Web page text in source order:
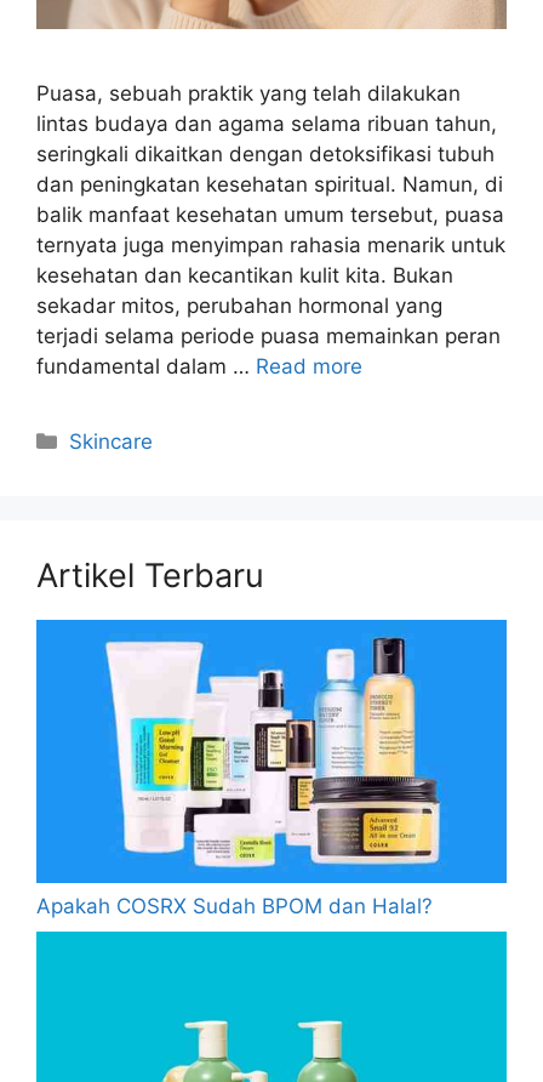
Puasa, sebuah praktik yang telah dilakukan
lintas budaya dan agama selama ribuan tahun,
seringkali dikaitkan dengan detoksifikasi tubuh
dan peningkatan kesehatan spiritual. Namun, di
balik manfaat kesehatan umum tersebut, puasa
ternyata juga menyimpan rahasia menarik untuk
kesehatan dan kecantikan kulit kita. Bukan
sekadar mitos, perubahan hormonal yang
terjadi selama periode puasa memainkan peran
fundamental dalam … Read more
Kategori
Skincare
Artikel Terbaru
Apakah COSRX Sudah BPOM dan Halal?